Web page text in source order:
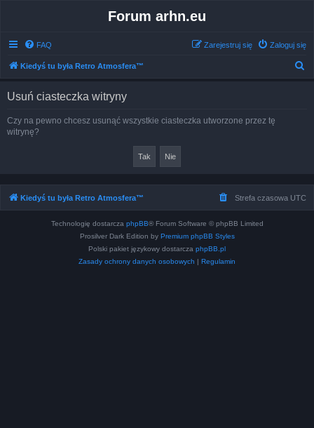
Forum arhn.eu
FAQ Zaloguj się
Zarejestruj się
Kiedyś tu była Retro Atmosfera™
Usuń ciasteczka witryny
Czy na pewno chcesz usunąć wszystkie ciasteczka utworzone przez tę
witrynę?
Kiedyś tu była Retro Atmosfera™ Strefa czasowa UTC
Technologię dostarcza phpBB® Forum Software © phpBB Limited
Prosilver Dark Edition by Premium phpBB Styles
Polski pakiet językowy dostarcza phpBB.pl
Zasady ochrony danych osobowych | Regulamin